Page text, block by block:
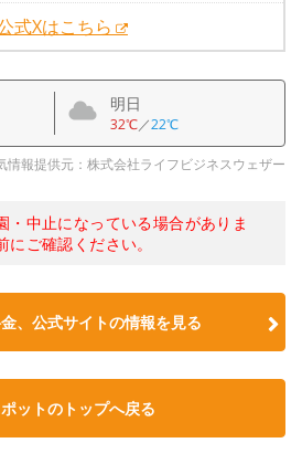
式Xはこちら
明日
32℃／22℃
情報提供元：株式会社ライフビジネスウェザー
中止になっている場合がありま
ご確認ください。
、公式サイトの情報を見る
ットのトップへ戻る